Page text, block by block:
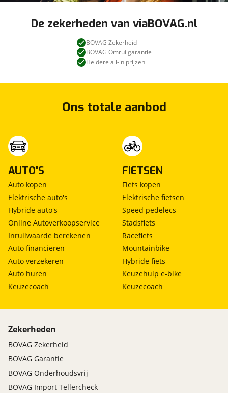
De zekerheden van viaBOVAG.nl
BOVAG Zekerheid
BOVAG Omruilgarantie
Heldere all-in prijzen
Ons totale aanbod
AUTO'S
Auto kopen
Elektrische auto's
Hybride auto's
Online Autoverkoopservice
Inruilwaarde berekenen
Auto financieren
Auto verzekeren
Auto huren
Keuzecoach
FIETSEN
Fiets kopen
Elektrische fietsen
Speed pedelecs
Stadsfiets
Racefiets
Mountainbike
Hybride fiets
Keuzehulp e-bike
Keuzecoach
Zekerheden
BOVAG Zekerheid
BOVAG Garantie
BOVAG Onderhoudsvrij
BOVAG Import Tellercheck